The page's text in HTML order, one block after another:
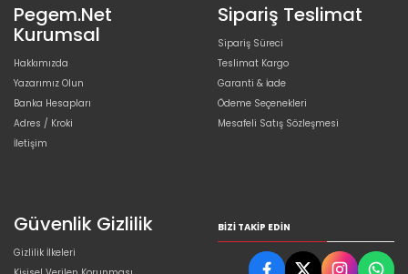
Pegem.Net
Kurumsal
Hakkımızda
Yazarımız Olun
Banka Hesapları
Adres / Kroki
İletişim
Sipariş Teslimat
Sipariş Süreci
Teslimat Kargo
Garanti & İade
Ödeme Seçenekleri
Mesafeli Satış Sözleşmesi
Güvenlik Gizlilik
Gizlilik İlkeleri
BIZI TAKIP EDIN